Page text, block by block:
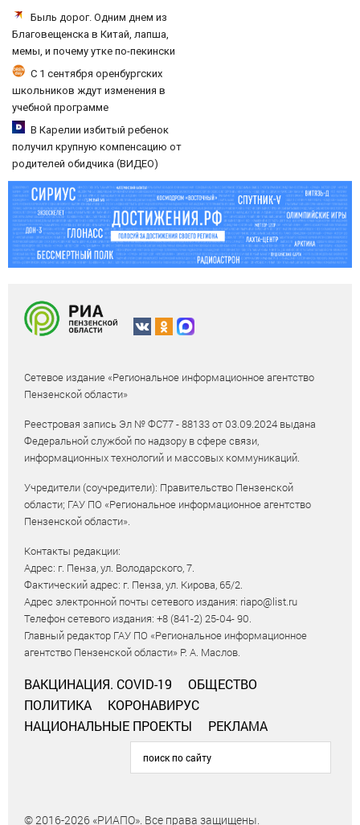
Быль дорог. Одним днем из
Благовещенска в Китай, лапша,
мемы, и почему утке по-пекински
запретили переходить границу
С 1 сентября оренбургских
школьников ждут изменения в
учебной программе
В Карелии избитый ребенок
получил крупную компенсацию от
родителей обидчика (ВИДЕО)
Сетевое издание «Региональное информационное агентство
Пензенской области»
Реестровая запись Эл № ФС77 - 88133 от 03.09.2024 выдана
Федеральной службой по надзору в сфере связи,
информационных технологий и массовых коммуникаций.
Учредители (соучредители): Правительство Пензенской
области; ГАУ ПО «Региональное информационное агентство
Пензенской области».
Контакты редакции:
Адрес: г. Пенза, ул. Володарского, 7.
Фактический адрес: г. Пенза, ул. Кирова, 65/2.
Адрес электронной почты сетевого издания: riapo@list.ru
Телефон сетевого издания: +8 (841-2) 25-04- 90.
Главный редактор ГАУ ПО «Региональное информационное
агентство Пензенской области» Р. А. Маслов.
ВАКЦИНАЦИЯ. COVID-19
ОБЩЕСТВО
ПОЛИТИКА
КОРОНАВИРУС
НАЦИОНАЛЬНЫЕ ПРОЕКТЫ
РЕКЛАМА
© 2016-2026 «РИАПО». Все права защищены.